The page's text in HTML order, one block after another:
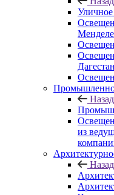
Дагестан
Назад
из
Назад